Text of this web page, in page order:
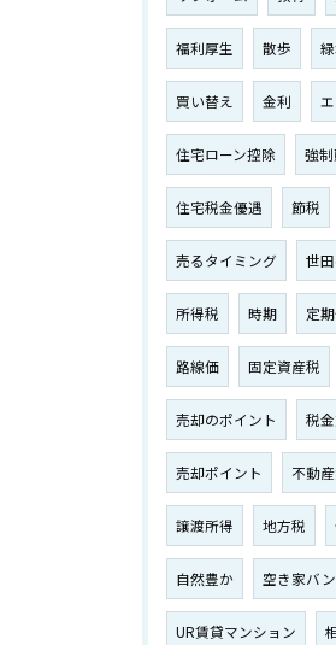
福利厚生 散歩
買い替え 金利
住宅ローン控除 強
住宅税金優遇 節税
売るタイミング 世
所得税 時期 定
路線価 固定資産税
売却のポイント 税
売却ポイント 不動
譲渡所得 地方税
自然豊か 空き家バ
UR賃貸マンション